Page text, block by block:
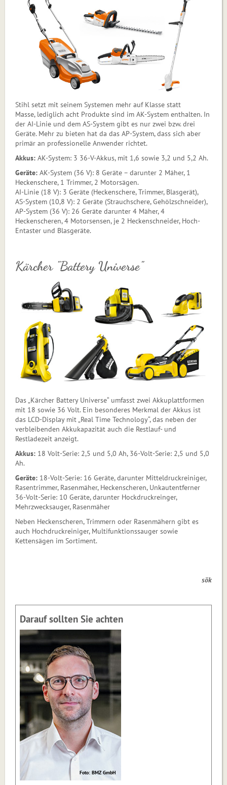
Stihl setzt mit seinem Systemen mehr auf Klasse statt
Masse, lediglich acht Produkte sind im AK-System enthalten. In
der AI-Linie und dem AS-System gibt es nur zwei bzw. drei
Geräte. Mehr zu bieten hat da das AP-System, dass sich aber
primär an professionelle Anwender richtet.
Akkus: AK-System: 3 36-V-Akkus, mit 1,6 sowie 3,2 und 5,2 Ah.
Geräte: AK-System (36 V): 8 Geräte – darunter 2 Mäher, 1
Heckenschere, 1 Trimmer, 2 Motorsägen.
AI-Linie (18 V): 3 Geräte (Heckenschere, Trimmer, Blasgerät),
AS-System (10,8 V): 2 Geräte (Strauchschere, Gehölzschneider),
AP-System (36 V): 26 Geräte darunter 4 Mäher, 4
Heckenscheren, 4 Motorsensen, je 2 Heckenschneider, Hoch-
Entaster und Blasgeräte.
Kärcher "Battery Universe"
Das „Kärcher Battery Universe“ umfasst zwei Akkuplattformen
mit 18 sowie 36 Volt. Ein besonderes Merkmal der Akkus ist
das LCD-Display mit „Real Time Technology“, das neben der
verbleibenden Akkukapazität auch die Restlauf- und
Restladezeit anzeigt.
Akkus: 18 Volt-Serie: 2,5 und 5,0 Ah, 36-Volt-Serie: 2,5 und 5,0
Ah.
Geräte: 18-Volt-Serie: 16 Geräte, darunter Mitteldruckreiniger,
Rasentrimmer, Rasenmäher, Heckenscheren, Unkautentferner
36-Volt-Serie: 10 Geräte, darunter Hockdruckreinger,
Mehrzwecksauger, Rasenmäher
Neben Heckenscheren, Trimmern oder Rasenmähern gibt es
auch Hochdruckreiniger, Multifunktionssauger sowie
Kettensägen im Sortiment.
sök
Darauf sollten Sie achten
Foto: BMZ GmbH